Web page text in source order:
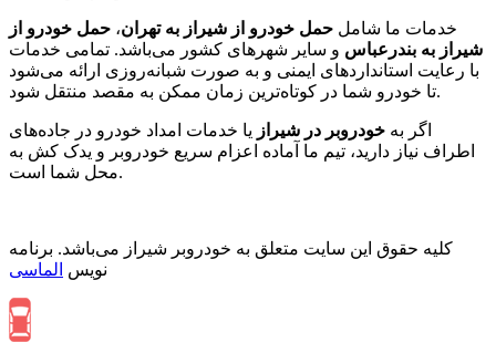
خدمات ما شامل حمل خودرو از شیراز به تهران، حمل خودرو از
شیراز به بندرعباس و سایر شهرهای کشور می‌باشد. تمامی خدمات
با رعایت استانداردهای ایمنی و به صورت شبانه‌روزی ارائه می‌شود
تا خودرو شما در کوتاه‌ترین زمان ممکن به مقصد منتقل شود.
اگر به خودروبر در شیراز یا خدمات امداد خودرو در جاده‌های
اطراف نیاز دارید، تیم ما آماده اعزام سریع خودروبر و یدک کش به
محل شما است.
کلیه حقوق این سایت متعلق به خودروبر شیراز می‌باشد. برنامه
نویس الماسی